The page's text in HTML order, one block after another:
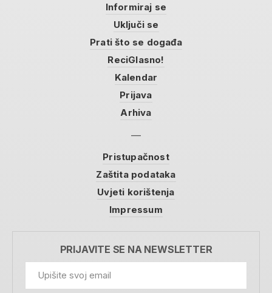
Informiraj se
Uključi se
Prati što se događa
ReciGlasno!
Kalendar
Prijava
Arhiva
Pristupačnost
Zaštita podataka
Uvjeti korištenja
Impressum
PRIJAVITE SE NA NEWSLETTER